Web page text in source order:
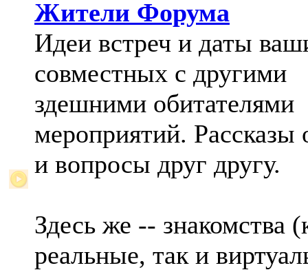
Жители Форума
Идеи встреч и даты
совместных с другими
здешними обитателями
мероприятий. Рассказы
и вопросы друг другу.
Здесь же -- знакомства
реальные, так и